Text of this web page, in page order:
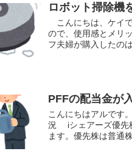
ロボット掃除機
こんにちは、ケイ
ので、使用感とメリ
フ夫婦が購入したの
PFFの配当金が
こんにちはアルです
況 iシェアーズ優先
ます。優先株は普通